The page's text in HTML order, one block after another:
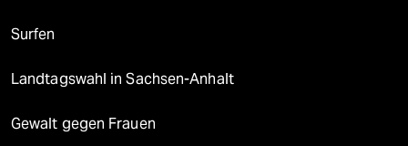
Surfen
Landtagswahl in Sachsen-Anhalt
Gewalt gegen Frauen